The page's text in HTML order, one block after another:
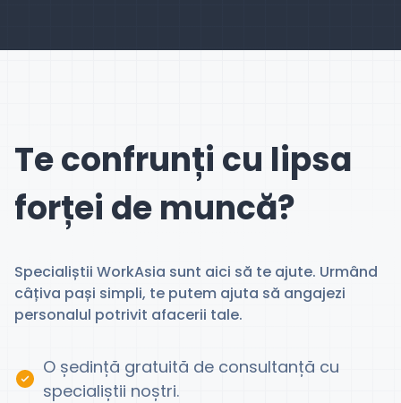
Te confrunți cu lipsa
forței de muncă?
Specialiștii WorkAsia sunt aici să te ajute. Urmând
câțiva pași simpli, te putem ajuta să angajezi
personalul potrivit afacerii tale.
O ședință gratuită de consultanță cu
specialiștii noștri.